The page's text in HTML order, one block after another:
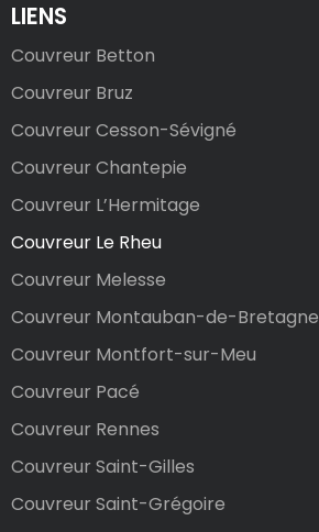
LIENS
Couvreur Betton
Couvreur Bruz
Couvreur Cesson-Sévigné
Couvreur Chantepie
Couvreur L’Hermitage
Couvreur Le Rheu
Couvreur Melesse
Couvreur Montauban-de-Bretagne
Couvreur Montfort-sur-Meu
Couvreur Pacé
Couvreur Rennes
Couvreur Saint-Gilles
Couvreur Saint-Grégoire